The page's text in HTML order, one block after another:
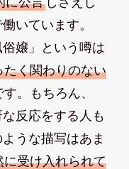
いています。
俗嬢」という噂は
たく関わりのない
。もちろん、
反応をする人も
うな描写はあま
受け入れられて